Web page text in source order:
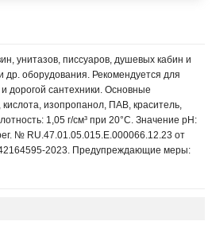
унитазов, писсуаров, душевых кабин и
др. оборудования. Рекомендуется для
дорогой сантехники. Основные
кислота, изопропанол, ПАВ, краситель,
1,05 г/см³ при 20°С. Значение pH:
№ RU.47.01.05.015.Е.000066.12.23 от
2023. Предупреждающие меры: